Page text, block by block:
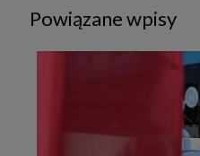
Powiązane wpisy